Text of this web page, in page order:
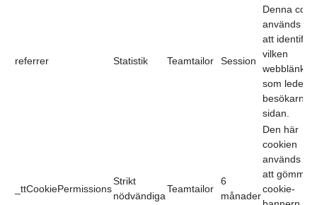
referrer Statistik Teamtailor Session
Denna
används för
att
vilken
webblänk
som leder
besökarna
sidan.
_ttCookiePermissions
Strikt
nödvändiga
Teamtailor
6
månader
Den här
cookien
används för
att gömma
cookie-